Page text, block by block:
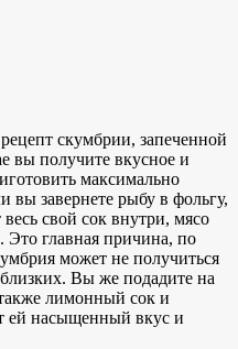
скумбрии, запеченной
вы получите вкусное и
максимально
вы завернете рыбу в фольгу,
свой сок внутри, мясо
Это главная причина, по
может не получиться
Вы же подадите на
лимонный сок и
ей насыщенный вкус и